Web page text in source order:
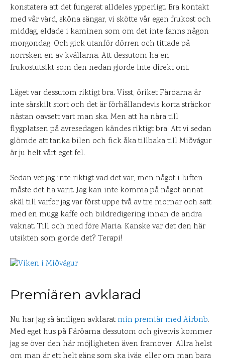
konstatera att det fungerat alldeles ypperligt. Bra kontakt
med vår värd, sköna sängar, vi skötte vår egen frukost och
middag, eldade i kaminen som om det inte fanns någon
morgondag. Och gick utanför dörren och tittade på
norrsken en av kvällarna. Att dessutom ha en
frukostutsikt som den nedan gjorde inte direkt ont.
Läget var dessutom riktigt bra. Visst, öriket Färöarna är
inte särskilt stort och det är förhållandevis korta sträckor
nästan oavsett vart man ska. Men att ha nära till
flygplatsen på avresedagen kändes riktigt bra. Att vi sedan
glömde att tanka bilen och fick åka tillbaka till Miðvágur
är ju helt vårt eget fel.
Sedan vet jag inte riktigt vad det var, men något i luften
måste det ha varit. Jag kan inte komma på något annat
skäl till varför jag var först uppe två av tre mornar och satt
med en mugg kaffe och bildredigering innan de andra
vaknat. Till och med före Maria. Kanske var det den här
utsikten som gjorde det? Terapi!
Premiären avklarad
Nu har jag så äntligen avklarat min premiär med Airbnb.
Med eget hus på Färöarna dessutom och givetvis kommer
jag se över den här möjligheten även framöver. Allra helst